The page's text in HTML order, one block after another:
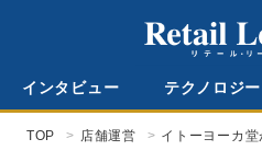
インタビュー テクノロジー
TOP 店舗運営
イトーヨーカ